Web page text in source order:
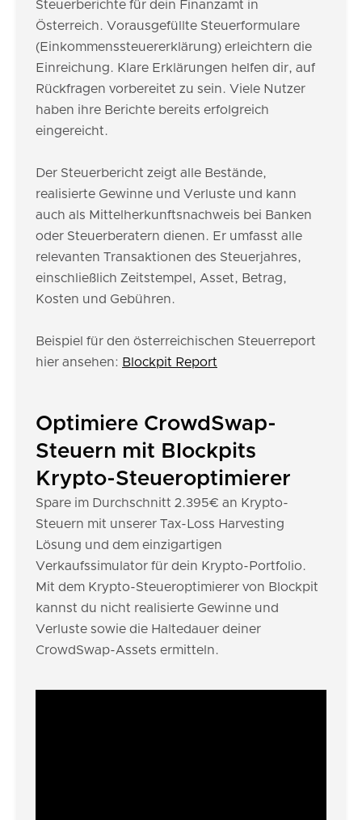
Steuerberichte für dein Finanzamt in
Österreich. Vorausgefüllte Steuerformulare
(Einkommenssteuererklärung) erleichtern die
Einreichung. Klare Erklärungen helfen dir, auf
Rückfragen vorbereitet zu sein. Viele Nutzer
haben ihre Berichte bereits erfolgreich
eingereicht.
Der Steuerbericht zeigt alle Bestände,
realisierte Gewinne und Verluste und kann
auch als Mittelherkunftsnachweis bei Banken
oder Steuerberatern dienen. Er umfasst alle
relevanten Transaktionen des Steuerjahres,
einschließlich Zeitstempel, Asset, Betrag,
Kosten und Gebühren.
Beispiel für den österreichischen Steuerreport
hier ansehen: Blockpit Report
Optimiere CrowdSwap-
Steuern mit Blockpits
Krypto-Steueroptimierer
Spare im Durchschnitt 2.395€ an Krypto-
Steuern mit unserer Tax-Loss Harvesting
Lösung und dem einzigartigen
Verkaufssimulator für dein Krypto-Portfolio.
Mit dem Krypto-Steueroptimierer von Blockpit
kannst du nicht realisierte Gewinne und
Verluste sowie die Haltedauer deiner
CrowdSwap-Assets ermitteln.